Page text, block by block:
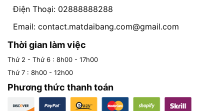
Điện Thoại: 02888888288
Email: contact.matdaibang.com@gmail.com
Thời gian làm việc
Thứ 2 - Thứ 6 : 8h00 - 17h00
Thứ 7 : 8h00 - 12h00
Phương thức thanh toán